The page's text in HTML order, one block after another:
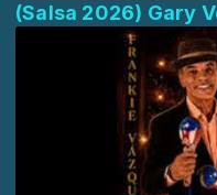
(Salsa 2026) Gary